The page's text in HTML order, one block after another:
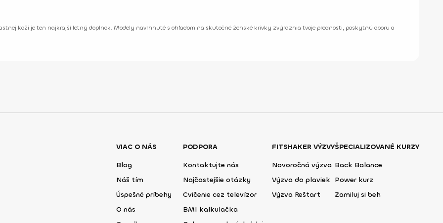
koži je ten najkrajší letný doplnok. Modely navrhnuté s ohľadom na skutočné ženské krivky zvýraznia tvoje prednosti, poskytnú oporu a
VIAC O NÁS
Blog
Náš tím
Úspešné príbehy
O nás
PODPORA
Kontaktujte nás
Najčastejšie otázky
Cvičenie cez televízor
BMI kalkulačka
FITSHAKER VÝZVY
Novoročná výzva
Výzva do plaviek
Výzva Reštart
ŠPECIALIZOVANÉ KURZY
Back Balance
Power kurz
Zamiluj si beh